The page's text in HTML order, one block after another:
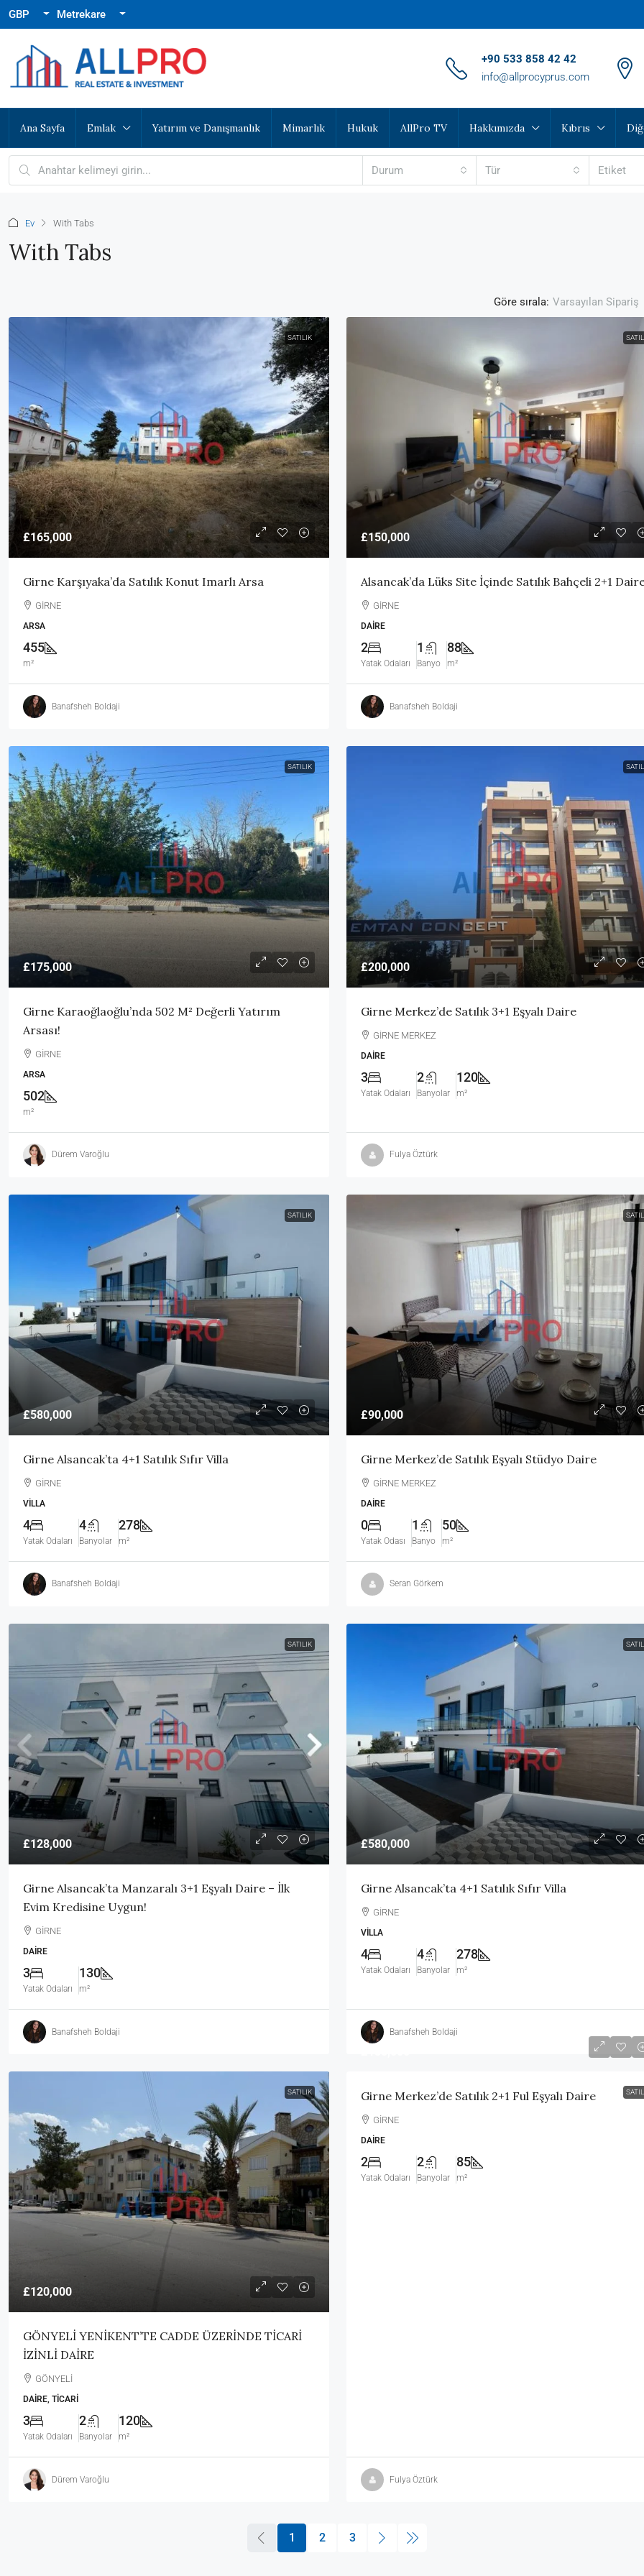
GBP Metrekare
‪+90 533 858 42 42‬
info@allprocyprus.com
Ana Sayfa Emlak Yatırım ve Danışmanlık Mimarlık Hukuk AllPro TV Hakkımızda Kıbrıs
Durum Tür Etiket
Ev With Tabs
With Tabs
Göre sırala: Varsayılan Sipariş
SATILIK
£165,000
Girne Karşıyaka’da Satılık Konut Imarlı Arsa
GİRNE
ARSA
455
m²
Banafsheh Boldaji
£150,000
Alsancak’da Lüks Site İçinde Satılık Bahçeli 2+1
GİRNE
DAIRE
2
Yatak Odaları
1
Banyo
88
m²
Banafsheh Boldaji
SATILIK
£175,000
Girne Karaoğlaoğlu’nda 502 M² Değerli Yatırım
Arsası!
GİRNE
ARSA
502
m²
Dürem Varoğlu
£200,000
Girne Merkez’de Satılık 3+1 Eşyalı Daire
GİRNE MERKEZ
DAIRE
3
Yatak Odaları
2
Banyolar
120
m²
Fulya Öztürk
SATILIK
£580,000
Girne Alsancak’ta 4+1 Satılık Sıfır Villa
GİRNE
VILLA
4
Yatak Odaları
4
Banyolar
278
m²
Banafsheh Boldaji
£90,000
Girne Merkez’de Satılık Eşyalı Stüdyo Daire
GİRNE MERKEZ
DAIRE
0
Yatak Odası
1
Banyo
50
m²
Seran Görkem
SATILIK
£128,000
Girne Alsancak’ta Manzaralı 3+1 Eşyalı Daire – İlk
Evim Kredisine Uygun!
GİRNE
DAIRE
3
Yatak Odaları
130
m²
Banafsheh Boldaji
£580,000
Girne Alsancak’ta 4+1 Satılık Sıfır Villa
GİRNE
VILLA
4
Yatak Odaları
4
Banyolar
278
m²
Banafsheh Boldaji
SATILIK
£120,000
GÖNYELİ YENİKENT’TE CADDE ÜZERİNDE TİCARİ
İZİNLİ DAİRE
GÖNYELİ
DAIRE, TICARI
3
Yatak Odaları
2
Banyolar
120
m²
Dürem Varoğlu
Girne Merkez’de Satılık 2+1 Ful Eşyalı Daire
GİRNE
DAIRE
2
Yatak Odaları
2
Banyolar
85
m²
Fulya Öztürk
1 2 3